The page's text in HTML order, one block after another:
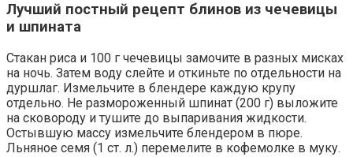
Лучший постный рецепт блинов из чечевицы
и шпината
Стакан риса и 100 г чечевицы замочите в разных мисках
на ночь. Затем воду слейте и откиньте по отдельности на
дуршлаг. Измельчите в блендере каждую крупу
отдельно. Не размороженный шпинат (200 г) выложите
на сковороду и тушите до выпаривания жидкости.
Остывшую массу измельчите блендером в пюре.
Льняное семя (1 ст. л.) перемелите в кофемолке в муку.